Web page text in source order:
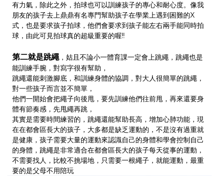
有力氣，除此之外，拍球也可以訓練孩子的專心和耐心度。像我
朋友的孩子去上鼎鼎有名專門幫助孩子在學業上遇到困難的X
式，也是要求孩子拍球，他們會要求到孩子能左右兩手能同時拍
球，由此可見拍球真的超級重要的喔!!
第二就是跳繩，姑且不論小一體育課一定會上跳繩，跳繩也是
能訓練手腕，對寫字很有幫助，
跳繩還能刺激腳底，和訓練身體的協調，對大人很簡單的跳繩，
對一些孩子而言並不簡單，
他們一開始會把繩子向後甩，要先訓練他們往前甩，再來還要身
體有節奏感，先甩繩再跳，
其實是需要時間練習的，跳繩還能幫助長高，增加心肺功能，現
在在都會區長大的孩子，大多都是缺乏運動的，不是沒有過重就
是健康，孩子需要大量的運動來認識自己的身體和學會控制自己
的身體，跳繩是非常適合在都會區長大的孩子每天從事的運動，
不需要找人，比較不挑場地，只需要一根繩子，就能運動，最重
要的是父母不用陪玩